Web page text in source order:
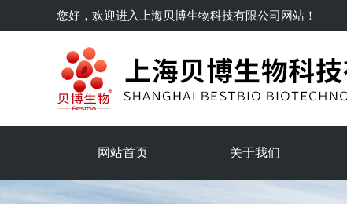
您好，欢迎进入 上海贝博生物科技有限公司网站！
网站首页 关于我们